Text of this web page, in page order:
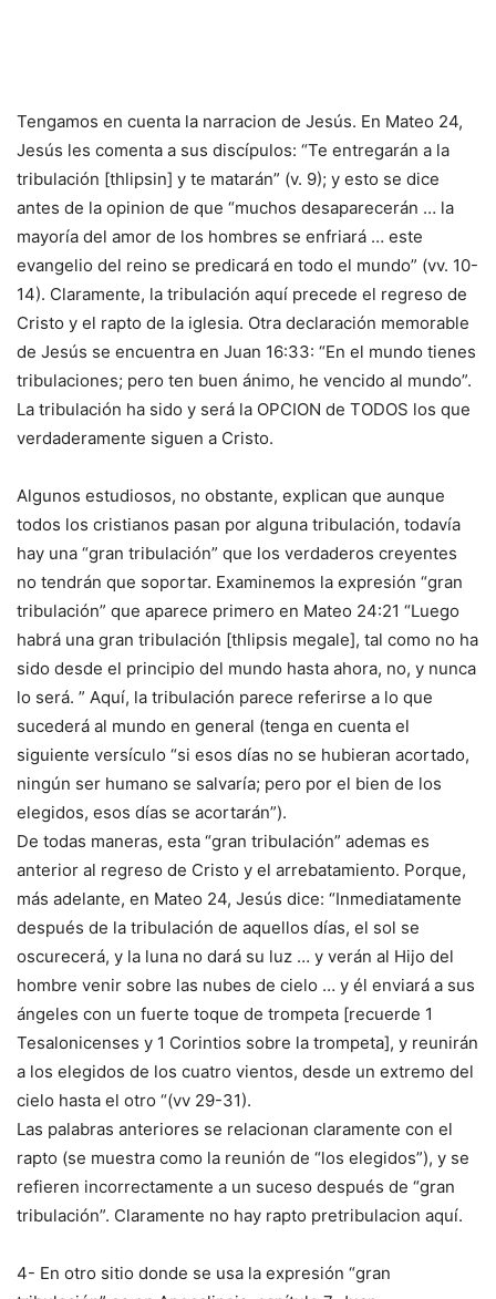
Tengamos en cuenta la narracion de Jesús. En Mateo 24,
Jesús les comenta a sus discípulos: “Te entregarán a la
tribulación [thlipsin] y te matarán” (v. 9); y esto se dice
antes de la opinion de que “muchos desaparecerán … la
mayoría del amor de los hombres se enfriará … este
evangelio del reino se predicará en todo el mundo” (vv. 10-
14). Claramente, la tribulación aquí precede el regreso de
Cristo y el rapto de la iglesia. Otra declaración memorable
de Jesús se encuentra en Juan 16:33: “En el mundo tienes
tribulaciones; pero ten buen ánimo, he vencido al mundo”.
La tribulación ha sido y será la OPCION de TODOS los que
verdaderamente siguen a Cristo.
Algunos estudiosos, no obstante, explican que aunque
todos los cristianos pasan por alguna tribulación, todavía
hay una “gran tribulación” que los verdaderos creyentes
no tendrán que soportar. Examinemos la expresión “gran
tribulación” que aparece primero en Mateo 24:21 “Luego
habrá una gran tribulación [thlipsis megale], tal como no ha
sido desde el principio del mundo hasta ahora, no, y nunca
lo será. ” Aquí, la tribulación parece referirse a lo que
sucederá al mundo en general (tenga en cuenta el
siguiente versículo “si esos días no se hubieran acortado,
ningún ser humano se salvaría; pero por el bien de los
elegidos, esos días se acortarán”).
De todas maneras, esta “gran tribulación” ademas es
anterior al regreso de Cristo y el arrebatamiento. Porque,
más adelante, en Mateo 24, Jesús dice: “Inmediatamente
después de la tribulación de aquellos días, el sol se
oscurecerá, y la luna no dará su luz … y verán al Hijo del
hombre venir sobre las nubes de cielo … y él enviará a sus
ángeles con un fuerte toque de trompeta [recuerde 1
Tesalonicenses y 1 Corintios sobre la trompeta], y reunirán
a los elegidos de los cuatro vientos, desde un extremo del
cielo hasta el otro “(vv 29-31).
Las palabras anteriores se relacionan claramente con el
rapto (se muestra como la reunión de “los elegidos”), y se
refieren incorrectamente a un suceso después de “gran
tribulación”. Claramente no hay rapto pretribulacion aquí.
4- En otro sitio donde se usa la expresión “gran